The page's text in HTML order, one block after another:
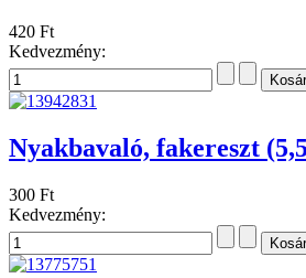
420 Ft
Kedvezmény:
Nyakbavaló, fakereszt
300 Ft
Kedvezmény: